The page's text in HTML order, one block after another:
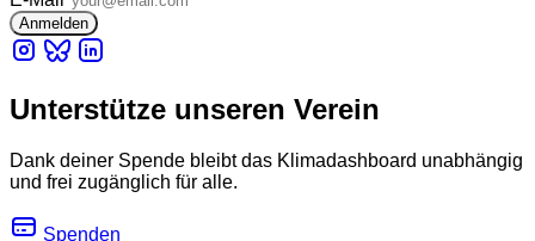
Unterstütze unseren Verein
Dank deiner Spende bleibt das Klimadashboard unabhängig
und frei zugänglich für alle.
Spenden